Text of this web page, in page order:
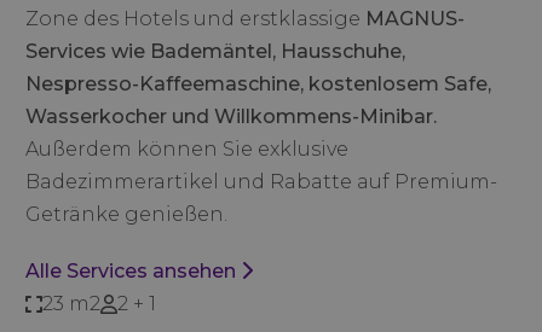
Zone des Hotels und erstklassige MAGNUS-
Services wie Bademäntel, Hausschuhe,
Nespresso-Kaffeemaschine, kostenlosem Safe,
Wasserkocher und Willkommens-Minibar.
Außerdem können Sie exklusive
Badezimmerartikel und Rabatte auf Premium-
Getränke genießen.
Alle Services ansehen
23 m2
2 + 1